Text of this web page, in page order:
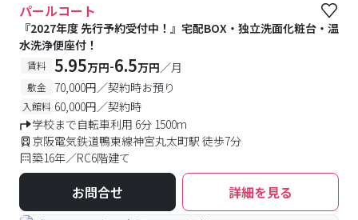
パールコート
『2027年度 先行予約受付中！』宅配BOX・独立洗面化粧台・温
水洗浄便座付！
賃料 5.95万円-6.5万円／月
敷金 70,000円／契約時お預り
入館料 60,000円／契約時
学校まで自転車利用 6分 1500m
京阪電気鉄道鴨東線神宮丸太町駅 徒歩7分
築16年／RC6階建て
お問合せ 詳細を見る